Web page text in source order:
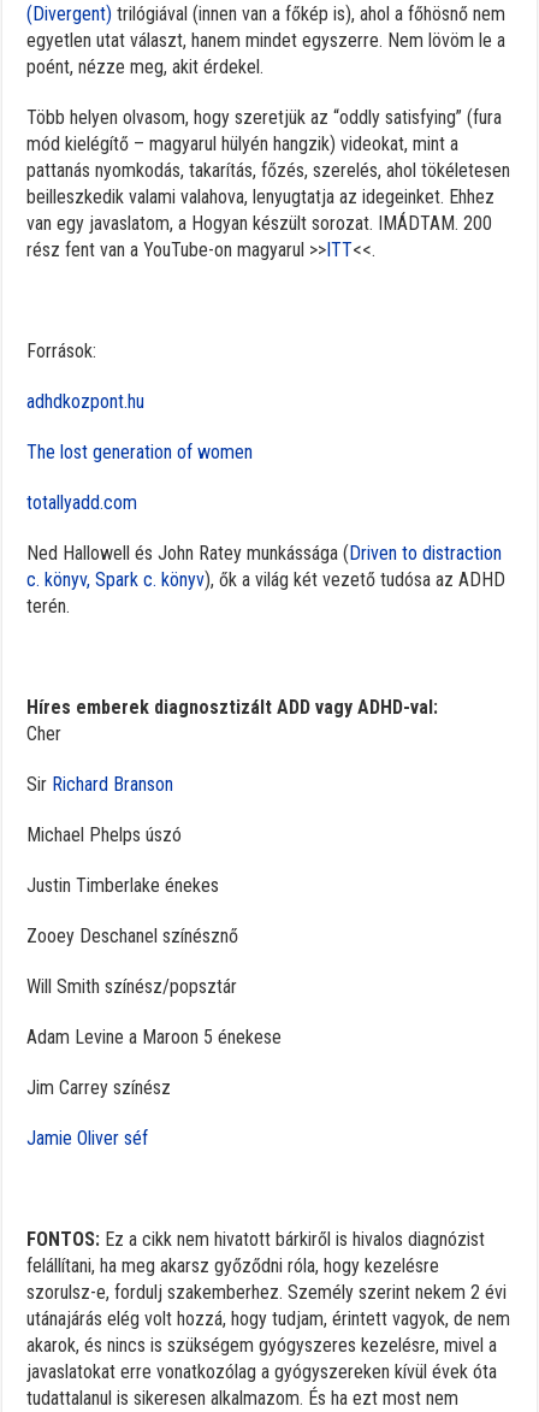
(Divergent) trilógiával (innen van a főkép is), ahol a főhösnő nem
egyetlen utat választ, hanem mindet egyszerre. Nem lövöm le a
poént, nézze meg, akit érdekel.
Több helyen olvasom, hogy szeretjük az “oddly satisfying” (fura
mód kielégítő – magyarul hülyén hangzik) videokat, mint a
pattanás nyomkodás, takarítás, főzés, szerelés, ahol tökéletesen
beilleszkedik valami valahova, lenyugtatja az idegeinket. Ehhez
van egy javaslatom, a Hogyan készült sorozat. IMÁDTAM. 200
rész fent van a YouTube-on magyarul >>ITT<<.
Források:
adhdkozpont.hu
The lost generation of women
totallyadd.com
Ned Hallowell és John Ratey munkássága (Driven to distraction
c. könyv, Spark c. könyv), ők a világ két vezető tudósa az ADHD
terén.
Híres emberek diagnosztizált ADD vagy ADHD-val:
Cher
Sir Richard Branson
Michael Phelps úszó
Justin Timberlake énekes
Zooey Deschanel színésznő
Will Smith színész/popsztár
Adam Levine a Maroon 5 énekese
Jim Carrey színész
Jamie Oliver séf
FONTOS: Ez a cikk nem hivatott bárkiről is hivalos diagnózist
felállítani, ha meg akarsz győződni róla, hogy kezelésre
szorulsz-e, fordulj szakemberhez. Személy szerint nekem 2 évi
utánajárás elég volt hozzá, hogy tudjam, érintett vagyok, de nem
akarok, és nincs is szükségem gyógyszeres kezelésre, mivel a
javaslatokat erre vonatkozólag a gyógyszereken kívül évek óta
tudattalanul is sikeresen alkalmazom. És ha ezt most nem